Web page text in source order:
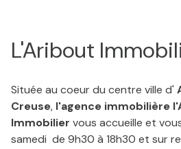
L'Aribout
Située au coeur du centre ville d'
Creuse, l'agence immobilière
Immobilier vous accueille et
samedi de 9h30 à 18h30 et sur